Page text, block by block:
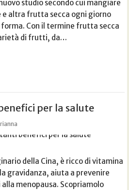
studio secondo cui mangiare
e altra frutta secca ogni giorno
Con il termine frutta secca
di frutti, da…
per la salute
della Cina, è ricco di vitamina
gravidanza, aiuta a prevenire
menopausa. Scopriamolo